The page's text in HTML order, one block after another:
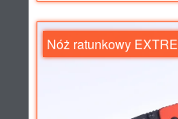
Nóż ratunkowy